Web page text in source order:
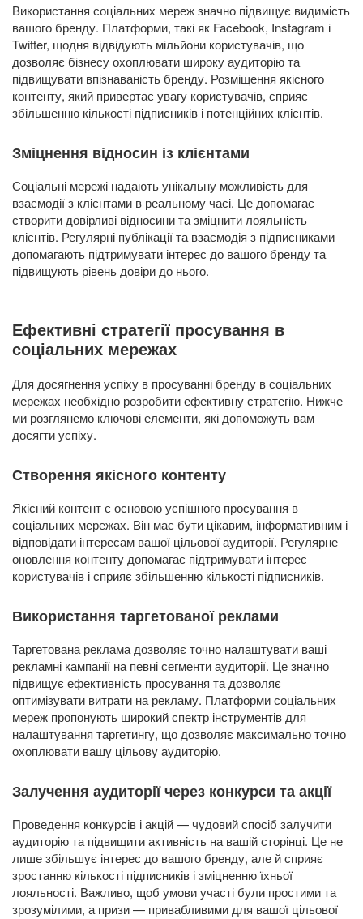
Використання соціальних мереж значно підвищує видимість
вашого бренду. Платформи, такі як Facebook, Instagram і
Twitter, щодня відвідують мільйони користувачів, що
дозволяє бізнесу охоплювати широку аудиторію та
підвищувати впізнаваність бренду. Розміщення якісного
контенту, який привертає увагу користувачів, сприяє
збільшенню кількості підписників і потенційних клієнтів.
Зміцнення відносин із клієнтами
Соціальні мережі надають унікальну можливість для
взаємодії з клієнтами в реальному часі. Це допомагає
створити довірливі відносини та зміцнити лояльність
клієнтів. Регулярні публікації та взаємодія з підписниками
допомагають підтримувати інтерес до вашого бренду та
підвищують рівень довіри до нього.
Ефективні стратегії просування в
соціальних мережах
Для досягнення успіху в просуванні бренду в соціальних
мережах необхідно розробити ефективну стратегію. Нижче
ми розглянемо ключові елементи, які допоможуть вам
досягти успіху.
Створення якісного контенту
Якісний контент є основою успішного просування в
соціальних мережах. Він має бути цікавим, інформативним і
відповідати інтересам вашої цільової аудиторії. Регулярне
оновлення контенту допомагає підтримувати інтерес
користувачів і сприяє збільшенню кількості підписників.
Використання таргетованої реклами
Таргетована реклама дозволяє точно налаштувати ваші
рекламні кампанії на певні сегменти аудиторії. Це значно
підвищує ефективність просування та дозволяє
оптимізувати витрати на рекламу. Платформи соціальних
мереж пропонують широкий спектр інструментів для
налаштування таргетингу, що дозволяє максимально точно
охоплювати вашу цільову аудиторію.
Залучення аудиторії через конкурси та акції
Проведення конкурсів і акцій — чудовий спосіб залучити
аудиторію та підвищити активність на вашій сторінці. Це не
лише збільшує інтерес до вашого бренду, але й сприяє
зростанню кількості підписників і зміцненню їхньої
лояльності. Важливо, щоб умови участі були простими та
зрозумілими, а призи — привабливими для вашої цільової